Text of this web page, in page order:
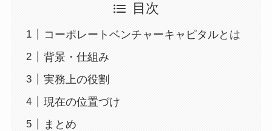
目次
コーポレートベンチャーキャピタルとは
背景・仕組み
実務上の役割
現在の位置づけ
まとめ